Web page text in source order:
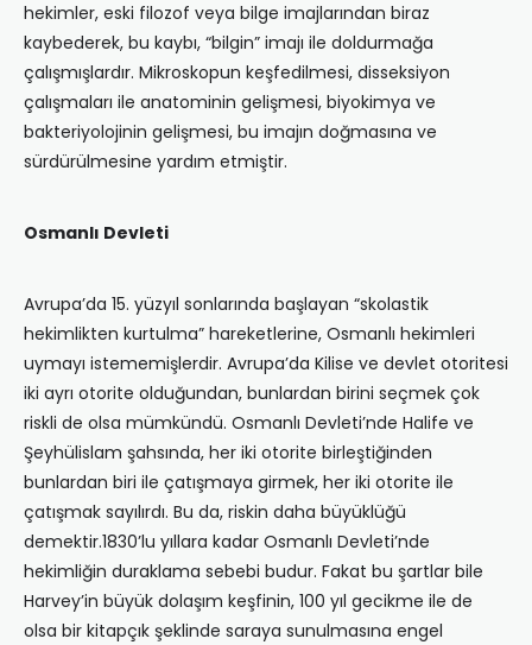
hekimler, eski filozof veya bilge imajlarından biraz
kaybederek, bu kaybı, “bilgin” imajı ile doldurmağa
çalışmışlardır. Mikroskopun keşfedilmesi, disseksiyon
çalışmaları ile anatominin gelişmesi, biyokimya ve
bakteriyolojinin gelişmesi, bu imajın doğmasına ve
sürdürülmesine yardım etmiştir.
Osmanlı Devleti
Avrupa’da 15. yüzyıl sonlarında başlayan “skolastik
hekimlikten kurtulma” hareketlerine, Osmanlı hekimleri
uymayı istememişlerdir. Avrupa’da Kilise ve devlet otoritesi
iki ayrı otorite olduğundan, bunlardan birini seçmek çok
riskli de olsa mümkündü. Osmanlı Devleti’nde Halife ve
Şeyhülislam şahsında, her iki otorite birleştiğinden
bunlardan biri ile çatışmaya girmek, her iki otorite ile
çatışmak sayılırdı. Bu da, riskin daha büyüklüğü
demektir.1830’lu yıllara kadar Osmanlı Devleti’nde
hekimliğin duraklama sebebi budur. Fakat bu şartlar bile
Harvey’in büyük dolaşım keşfinin, 100 yıl gecikme ile de
olsa bir kitapçık şeklinde saraya sunulmasına engel